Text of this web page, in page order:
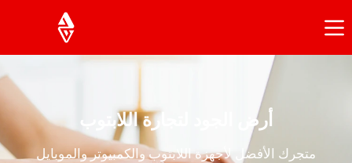
أرض الجود لتجارة اللابتوب
متجرك الأفضل لأجهزة اللابتوب والكمبيوتر والموبايل